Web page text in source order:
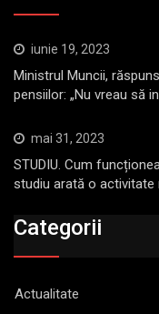
iunie 19, 2023
Ministrul Muncii,
pensiilor: „Nu vreau să
mai 31, 2023
STUDIU. Cum
studiu arată o activitate
Categorii
Actualitate